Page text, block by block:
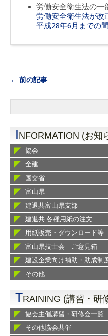
労働安全衛生法の一
労働安全衛生法が改
平成28年6月までの
← 前の記事
INFORMATION (お知
協会
全建
国交省
富山県
建退共富山県支部
建退共 各種用紙の注文
用紙販売・ダウンロード等
富山県技士会 ご意見箱
建設企業向け補助・助成制
その他
TRAINING (講習・研
協会主催講習・研修会一覧
その他協会共催